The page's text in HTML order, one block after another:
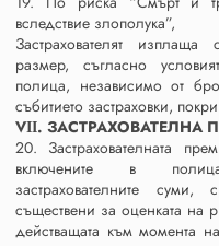
вследствие злополука”,
Застрахователят
размер, съгласно
полица, независимо от
събитието застраховки,
VІІ. ЗАСТРАХОВАТЕЛНА
20. Застрахователната
включените в
застрахователните
съществени за оценката на
действащата към момента